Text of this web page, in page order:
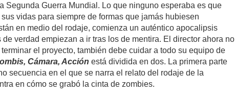
Segunda Guerra Mundial. Lo que ninguno esperaba es que
vidas para siempre de formas que jamás hubiesen
en medio del rodaje, comienza un auténtico apocalipsis
verdad empiezan a ir tras los de mentira. El director ahora no
el proyecto, también debe cuidar a todo su equipo de
Cámara, Acción está dividida en dos. La primera parte
secuencia en el que se narra el relato del rodaje de la
en cómo se grabó la cinta de zombies.